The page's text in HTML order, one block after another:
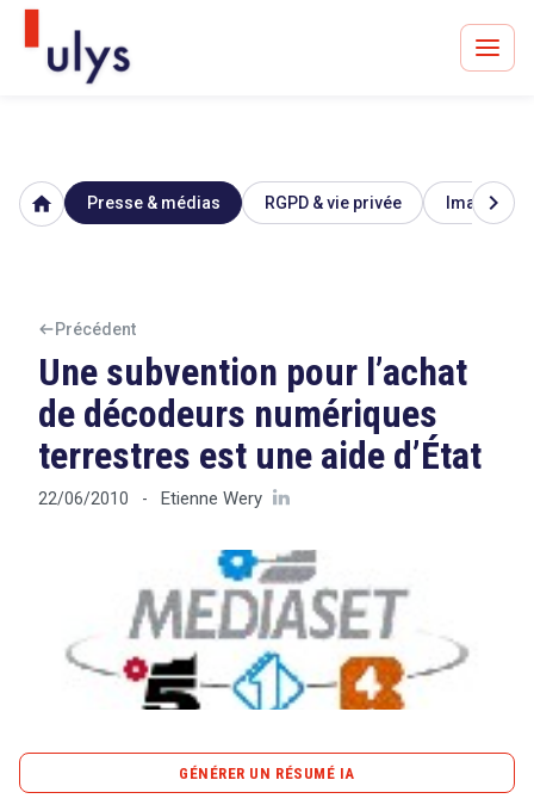
Avocats à Paris & Bruxelles
Un procès en vue ?
Tout sur le RGPD
Tout sur le droit de l'innovation
CONTACT
home Presse & médias RGPD & vie privée Image &
chevron_right
Précédent
Une subvention pour l’achat
de décodeurs numériques
terrestres est une aide d’État
22/06/2010 - Etienne Wery
GÉNÉRER UN RÉSUMÉ IA